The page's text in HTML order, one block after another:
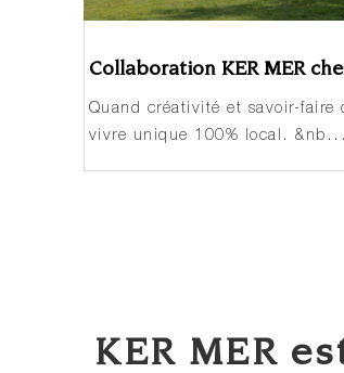
Collaboration KER MER
Quand créativité et savoir-
vivre unique 100% local. &nb...
KER MER